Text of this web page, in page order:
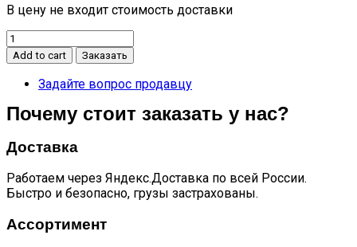
В цену не входит стоимость доставки
Подушка
безопасности
боковая
правая
COUPE
Add to cart Заказать
Задайте вопрос продавцу
Почему стоит заказать у нас?
Доставка
Работаем через Яндекс.Доставка по всей России.
Быстро и безопасно, грузы застрахованы.
Ассортимент